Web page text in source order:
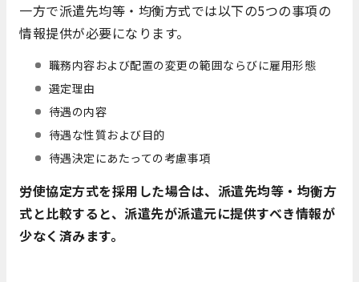
一方で派遣先均等・均衡方式では以下の5つの事項の
情報提供が必要になります。
職務内容および配置の変更の範囲ならびに雇用形態
選定理由
待遇の内容
待遇な性質および目的
待遇決定にあたっての考慮事項
労使協定方式を採用した場合は、派遣先均等・均衡方
式と比較すると、派遣先が派遣元に提供すべき情報が
少なく済みます。